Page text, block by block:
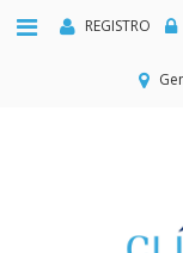
REGISTRO